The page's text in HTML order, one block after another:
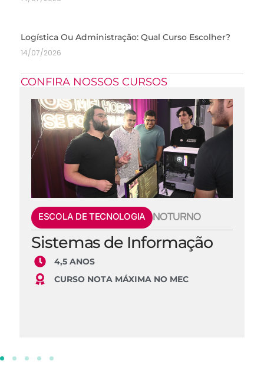
Logística Ou Administração: Qual Curso Escolher?
14/07/2026
CONFIRA NOSSOS CURSOS
ESCOLA DE TECNOLOGIA NOTURNO
Sistemas de Informação
4,5 ANOS
CURSO NOTA MÁXIMA NO MEC